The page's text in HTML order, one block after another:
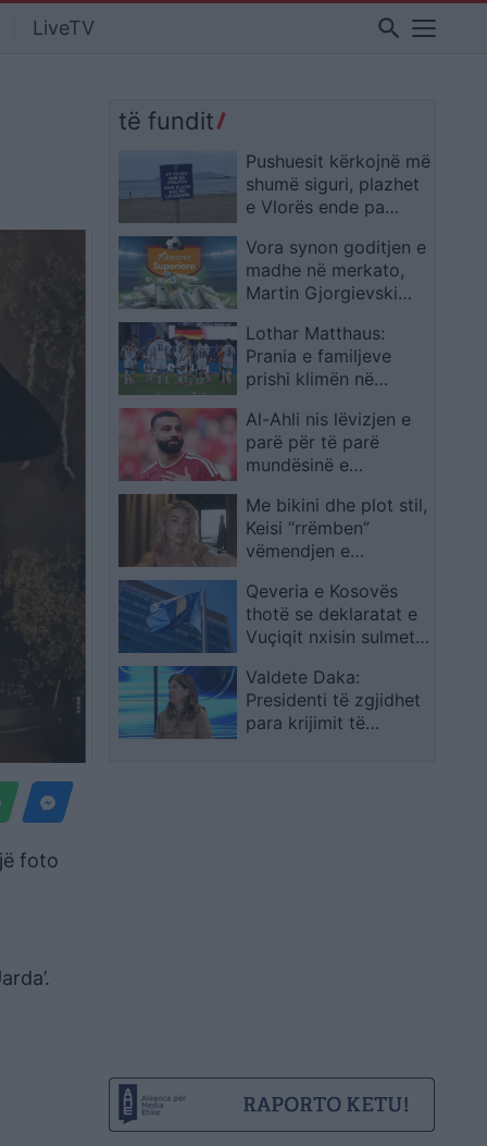
LiveTV search
foto
të fundit
Pushuesit kërkojnë më
shumë siguri, plazhet
e Vlorës ende pa
Vora synon goditjen e
madhe në merkato,
Martin Gjorgievski
Shqipëri
Lothar Matthaus:
Prania e familjeve
prishi klimën në
Al-Ahli nis lëvizjen e
parë për të parë
mundësinë e
Mohamed Salah
Me bikini dhe plot stil,
Keisi “rrëmben”
vëmendjen e
pushimet
Qeveria e Kosovës
thotë se deklaratat e
Vuçiqit nxisin sulmet
Kosovës
Valdete Daka:
Presidenti të zgjidhet
para krijimit të